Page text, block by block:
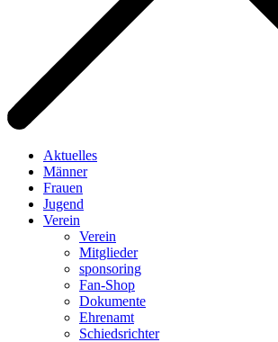
Aktuelles
Männer
Frauen
Jugend
Verein
Verein
Mitglieder
sponsoring
Fan-Shop
Dokumente
Ehrenamt
Schiedsrichter